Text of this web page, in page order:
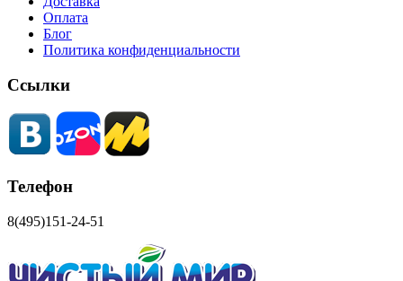
Оплата
Блог
Политика конфиденциальности
Ссылки
Телефон
8(495)151-24-51